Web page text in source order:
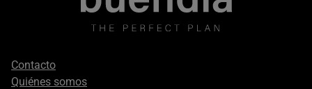
Footer
secondary
Contacto
Quiénes somos